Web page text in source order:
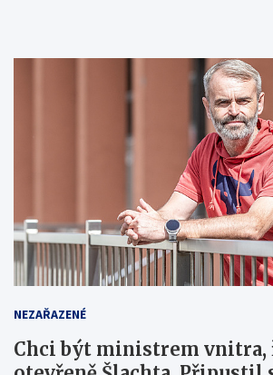
NEZAŘAZENÉ
Chci být ministrem vnitra,